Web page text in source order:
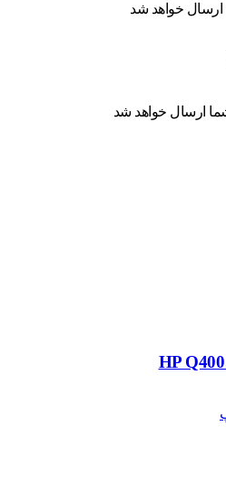
خواهد شد
ارسال خواهد شد